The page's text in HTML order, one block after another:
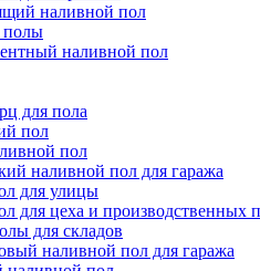
наливной пол
полы
наливной пол
для пола
пол
пол
наливной пол для гаража
для улицы
для цеха и производственных
для складов
наливной пол для гаража